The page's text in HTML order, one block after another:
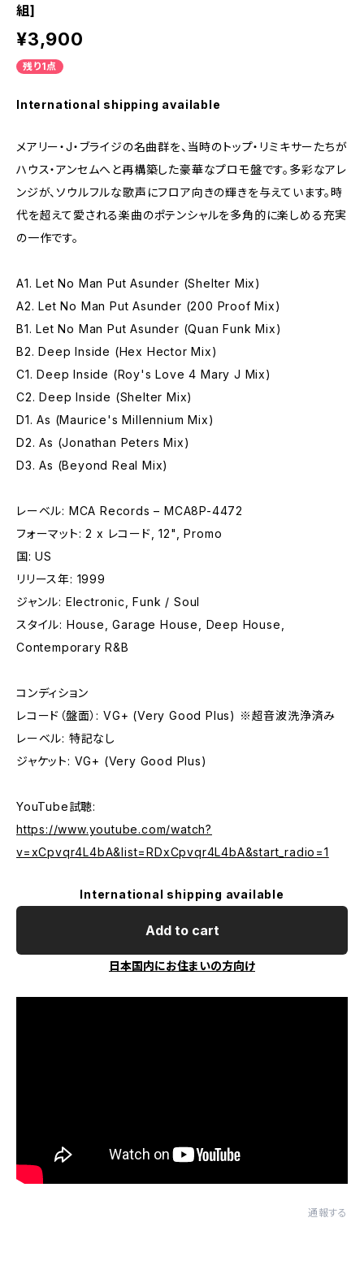
組]
¥3,900
残り1点
International shipping available
メアリー・J・ブライジの名曲群を、当時のトップ・リミキサーたちが
ハウス・アンセムへと再構築した豪華なプロモ盤です。多彩なアレ
ンジが、ソウルフルな歌声にフロア向きの輝きを与えています。時
代を超えて愛される楽曲のポテンシャルを多角的に楽しめる充実
の一作です。
A1. Let No Man Put Asunder (Shelter Mix)
A2. Let No Man Put Asunder (200 Proof Mix)
B1. Let No Man Put Asunder (Quan Funk Mix)
B2. Deep Inside (Hex Hector Mix)
C1. Deep Inside (Roy's Love 4 Mary J Mix)
C2. Deep Inside (Shelter Mix)
D1. As (Maurice's Millennium Mix)
D2. As (Jonathan Peters Mix)
D3. As (Beyond Real Mix)
レーベル: MCA Records – MCA8P-4472
フォーマット: 2 x レコード, 12", Promo
国: US
リリース年: 1999
ジャンル: Electronic, Funk / Soul
スタイル: House, Garage House, Deep House,
Contemporary R&B
コンディション
レコード（盤面）: VG+ (Very Good Plus) ※超音波洗浄済み
レーベル: 特記なし
ジャケット: VG+ (Very Good Plus)
YouTube試聴:
https://www.youtube.com/watch?
v=xCpvqr4L4bA&list=RDxCpvqr4L4bA&start_radio=1
International shipping available
Add to cart
日本国内にお住まいの方向け
通報する